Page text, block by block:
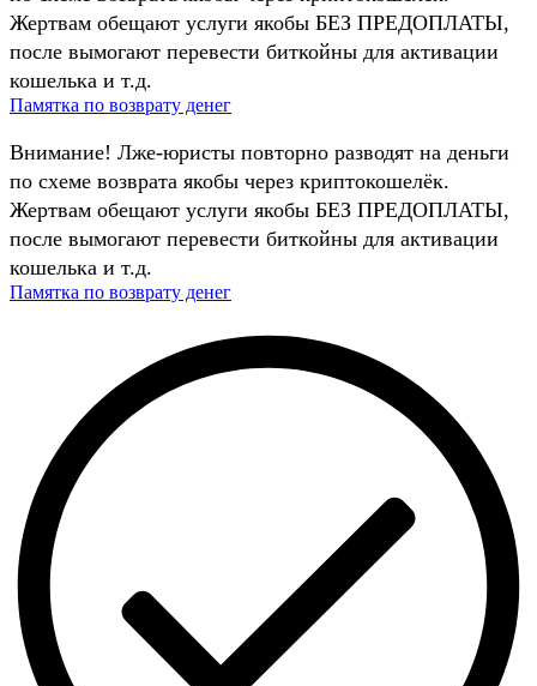
Жертвам обещают услуги якобы БЕЗ ПРЕДОПЛАТЫ,
после вымогают перевести биткойны для активации
кошелька и т.д.
Памятка по возврату денег
Внимание! Лже-юристы повторно разводят на деньги
по схеме возврата якобы через криптокошелёк.
Жертвам обещают услуги якобы БЕЗ ПРЕДОПЛАТЫ,
после вымогают перевести биткойны для активации
кошелька и т.д.
Памятка по возврату денег